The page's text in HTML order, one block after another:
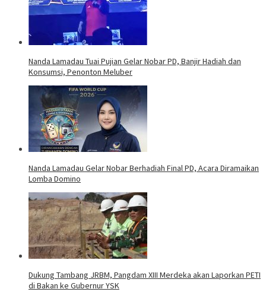
Nanda Lamadau Tuai Pujian Gelar Nobar PD, Banjir Hadiah dan
Konsumsi, Penonton Meluber
Nanda Lamadau Gelar Nobar Berhadiah Final PD, Acara Diramaikan
Lomba Domino
Dukung Tambang JRBM, Pangdam XIII Merdeka akan Laporkan PETI
di Bakan ke Gubernur YSK